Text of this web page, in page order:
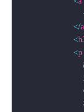
</a
<
<p